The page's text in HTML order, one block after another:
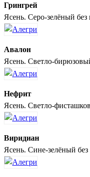
Грингрей
Ясень. Серо-зелёный
Авалон
Ясень. Светло-
Нефрит
Ясень. Светло-
Виридиан
Ясень. Сине-зелёный